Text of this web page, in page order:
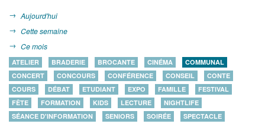
Aujourd'hui
Cette semaine
Ce mois
ATELIER BRADERIE BROCANTE CINÉMA
COMMUNAL
CONCERT
CONCOURS CONFÉRENCE CONSEIL
CONTE
COURS
DÉBAT ETUDIANT EXPO FAMILLE
FESTIVAL
FÊTE
FORMATION KIDS LECTURE
NIGHTLIFE
SÉANCE D'INFORMATION
SENIORS SOIRÉE
SPECTACLE